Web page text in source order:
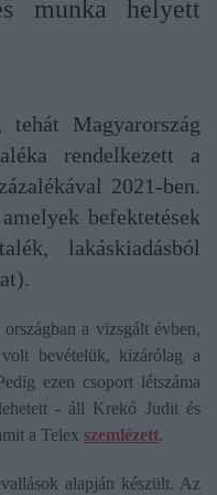
munka helyett
Magyarország
rendelkezett a
2021-ben.
befektetések
lakáskiadásból
a vizsgált évben,
bevételük, kizárólag a
ezen csoport létszáma
- áll Krekó Judit és
a Telex szemlézett.
alapján készült. Az